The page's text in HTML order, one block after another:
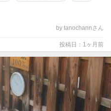
by tanochannさん
投稿日：1ヶ月前